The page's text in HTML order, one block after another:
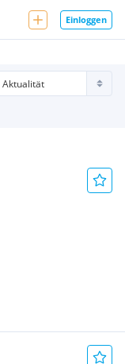
Einloggen